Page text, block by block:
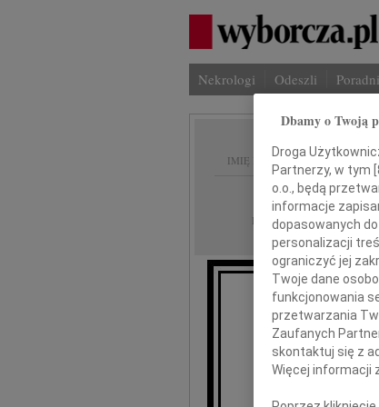
Nekrologi Odeszli
IMIĘ I NAZWISKO:
REGION: Warszawa
DATA EMISJI: 21.05.2025
Dbamy o Twoją
Droga
Partnerzy, w tym [
o.o., będą
informacje
dopasowanych
personalizacji
ograniczyć jej
Twoje dane
funkcjonowania
przetwarzania
Zaufanych
skontaktuj się z
Więcej informacji